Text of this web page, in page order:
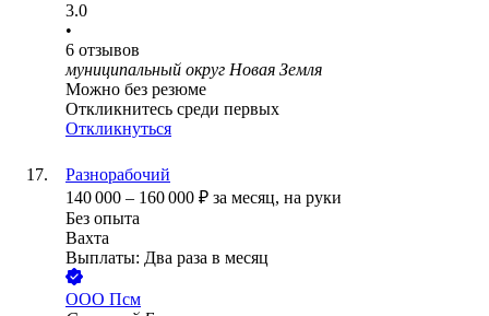
3.0
•
6 отзывов
муниципальный округ Новая Земля
Можно без резюме
Откликнитесь среди первых
Откликнуться
Разнорабочий
140 000 – 160 000 ₽ за месяц, на руки
Без опыта
Вахта
Выплаты: Два раза в месяц
ООО Псм